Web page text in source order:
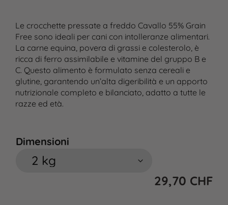
Le crocchette pressate a freddo Cavallo 55% Grain
Free sono ideali per cani con intolleranze alimentari.
La carne equina, povera di grassi e colesterolo, è
ricca di ferro assimilabile e vitamine del gruppo B e
C. Questo alimento è formulato senza cereali e
glutine, garantendo un’alta digeribilità e un apporto
nutrizionale completo e bilanciato, adatto a tutte le
razze ed età.
Dimensioni
29,70 CHF